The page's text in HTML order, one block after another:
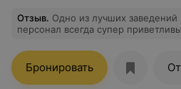
Отзыв. Одно из лучших заведений
персонал всегда супер
было купить пожизненный
ту же секунду
Бронировать